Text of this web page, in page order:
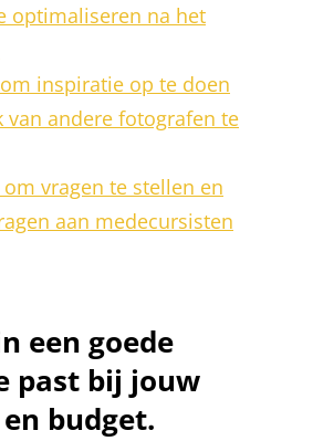
optimaliseren na het
inspiratie op te doen
van andere fotografen te
vragen te stellen en
aan medecursisten
een goede
past bij jouw
budget.